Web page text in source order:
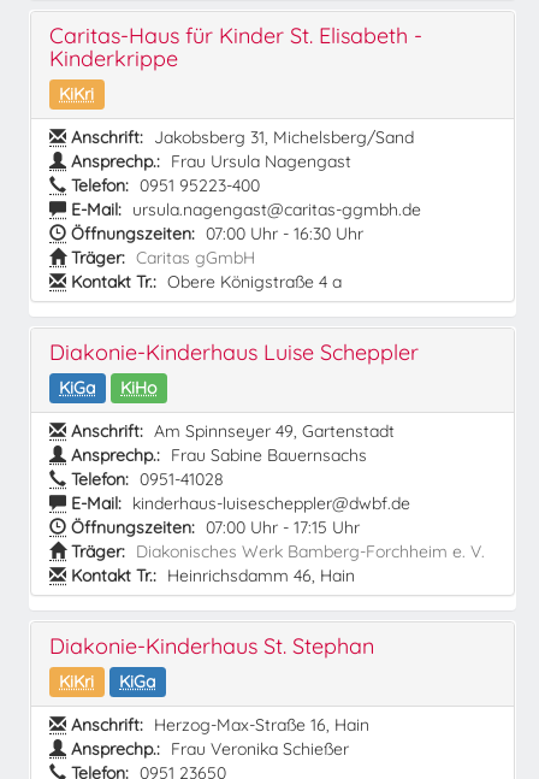
Caritas-Haus für Kinder St. Elisabeth -
Kinderkrippe
KiKri
Anschrift: Jakobsberg 31, Michelsberg/Sand
Ansprechp.: Frau Ursula Nagengast
Telefon: 0951 95223-400
E-Mail: ursula.nagengast@caritas-ggmbh.de
Öffnungszeiten: 07:00 Uhr - 16:30 Uhr
Träger: Caritas gGmbH
Kontakt Tr.: Obere Königstraße 4 a
Diakonie-Kinderhaus Luise Scheppler
KiGa
KiHo
Anschrift: Am Spinnseyer 49, Gartenstadt
Ansprechp.: Frau Sabine Bauernsachs
Telefon: 0951-41028
E-Mail: kinderhaus-luisescheppler@dwbf.de
Öffnungszeiten: 07:00 Uhr - 17:15 Uhr
Träger: Diakonisches Werk Bamberg-Forchheim e. V.
Kontakt Tr.: Heinrichsdamm 46, Hain
Diakonie-Kinderhaus St. Stephan
KiKri
KiGa
Anschrift: Herzog-Max-Straße 16, Hain
Ansprechp.: Frau Veronika Schießer
Telefon: 0951 23650